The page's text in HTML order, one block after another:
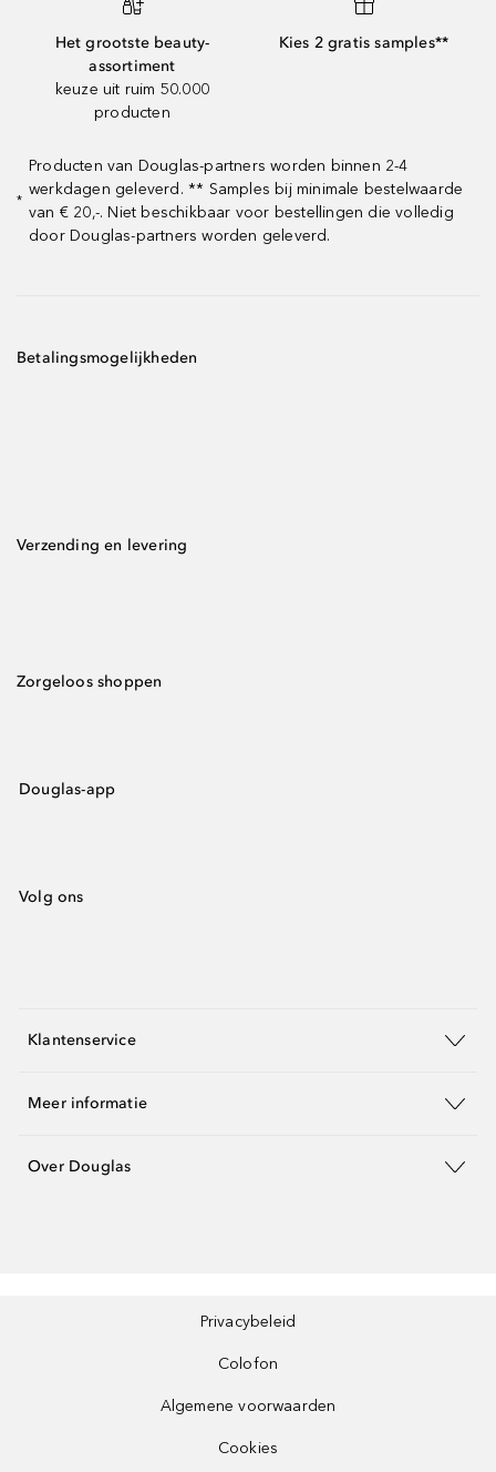
Het grootste beauty-
assortiment
keuze uit ruim 50.000
producten
Kies 2 gratis samples**
*
Producten van Douglas-partners worden binnen 2-4
werkdagen geleverd. ** Samples bij minimale bestelwaarde
van € 20,-. Niet beschikbaar voor bestellingen die volledig
door Douglas-partners worden geleverd.
Betalingsmogelijkheden
Verzending en levering
Zorgeloos shoppen
Douglas-app
Volg ons
Klantenservice
Meer informatie
Over Douglas
Privacybeleid
Colofon
Algemene voorwaarden
Cookies